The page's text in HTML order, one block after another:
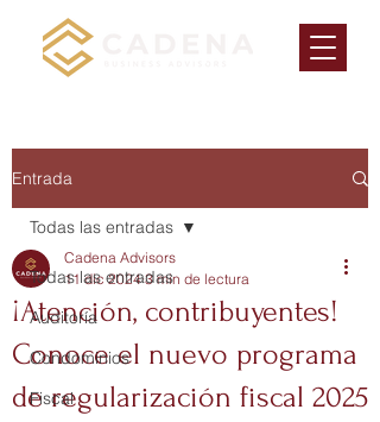
Entrada
Todas las entradas
Auditoría
Condominios
Fiscal
Todas las entradas
¡Atención, contribuyentes!
Conoce el nuevo programa
de regularización fiscal 2025
Cadena Advisors
11 dic 2024 3 min de lectura